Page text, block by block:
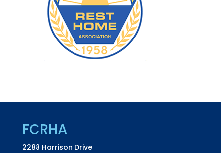
FCRHA
2288 Harrison Drive